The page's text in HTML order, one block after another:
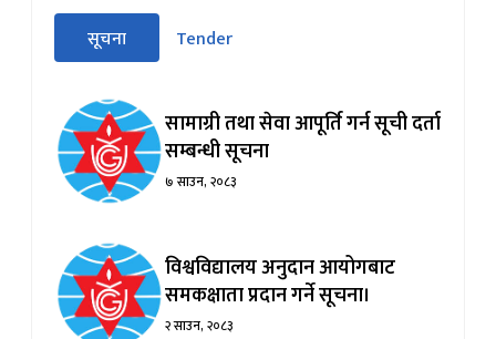
सीधा
पहिलो
सामग्रीमा
जानुहोस्
सूचना
(सक्रिय ट्याब)
Tender
सामाग्री तथा सेवा आपूर्ति गर्न सूची दर्ता
सम्बन्धी सूचना
७ साउन, २०८३
विश्वविद्यालय अनुदान आयोगबाट
समकक्षाता प्रदान गर्ने सूचना।
२ साउन, २०८३